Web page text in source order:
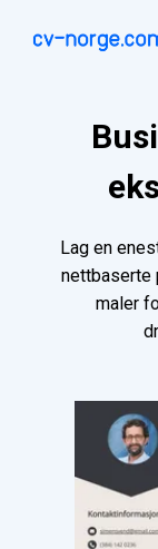
Lag en
nettbaserte
maler